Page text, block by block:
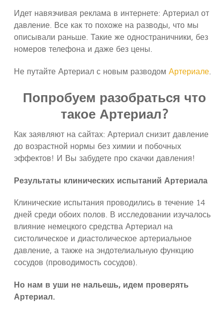
Идет навязчивая реклама в интернете: Артериал от
давление. Все как то похоже на разводы, что мы
описывали раньше. Такие же одностраничники, без
номеров телефона и даже без цены.
Не путайте Артериал с новым разводомАртериале.
Попробуем разобраться что
такое Артериал?
Как заявляют на сайтах: Артериал снизит давление
до возрастной нормы без химии и побочных
эффектов! И Вы забудете про скачки давления!
Результаты клинических испытаний Артериала
Клинические испытания проводились в течение 14
дней среди обоих полов. В исследовании изучалось
влияние немецкого средства Артериал на
систолическое и диастолическое артериальное
давление, а также на эндотелиальную функцию
сосудов (проводимость сосудов).
Но нам в уши не нальешь, идем проверять
Артериал.